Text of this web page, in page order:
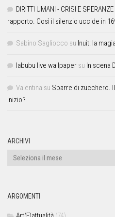
DIRITTI UMANI - CRISI E
rapporto. Così il silenzio uccide in
Sabino Sagliocco su Inuit: la
labubu live wallpaper su In scena
Valentina su Sbarre di zucchero.
inizio?
ARCHIVI
ARGOMENTI